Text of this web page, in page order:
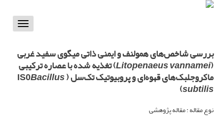
Toggle
بررسی شاخص‌های همولنف و ایمنی ذاتی میگوی سفید غربی
(
Litopenaeus vannamei) تغذیه شده با عصاره ترکیبی
ماکروجلبک‌های قهوه‌ای و پروبیوتیک تک‌سل ( IS0Bacillus
subtilis
)
نوع مقاله : مقاله پژوهشی